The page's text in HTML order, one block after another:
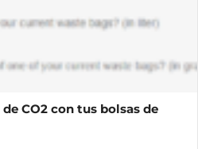
CO2 con tus bolsas de